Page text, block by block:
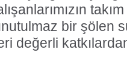
bir şölen
değerli